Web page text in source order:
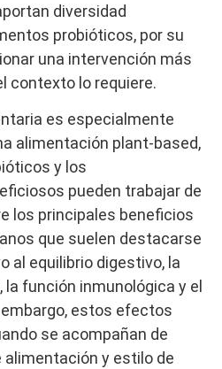
diversidad
probióticos, por su
una intervención más
contexto lo requiere.
es especialmente
alimentación plant-based,
y los
pueden trabajar de
los principales beneficios
que suelen destacarse
al equilibrio digestivo, la
función inmunológica y el
estos efectos
se acompañan de
y estilo de